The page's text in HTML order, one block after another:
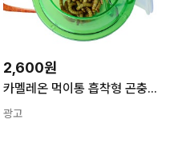
2,600원
카멜레온 먹이통 흡착형 곤충 사료 급여 파충류 사육장 용품
광고